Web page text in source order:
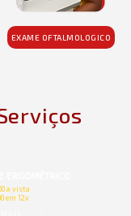
EXAME OFTALMOLOGICO
a vista
em 12x